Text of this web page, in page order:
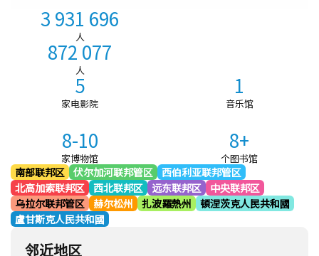
3 931 696
人
872 077
人
5
家电影院
1
音乐馆
8-10
家博物馆
8+
个图书馆
南部联邦区 伏尔加河联邦管区 西伯利亚联邦管区
北高加索联邦区 西北联邦区 远东联邦区
中央联邦区
乌拉尔联邦管区
赫尔松州 扎波羅熱州
頓涅茨克人民共和國
盧甘斯克人民共和國
邻近地区